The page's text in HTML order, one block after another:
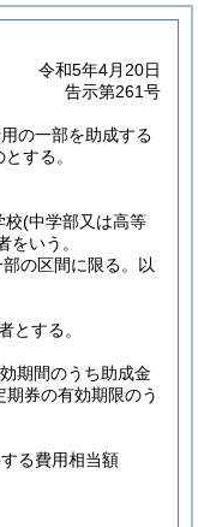
令和5年4月20日
告示第261号
の一部を助成する
する。
校(中学部又は高等
いう。
の区間に限る。以
とする。
期間のうち助成金
券の有効期限のう
る費用相当額